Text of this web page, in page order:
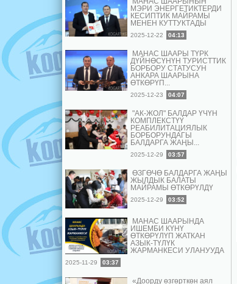
МЭРИ ЭНЕРГЕТИКТЕРДИ
КЕСИПТИК МАЙРАМЫ
МЕНЕН КУТТУКТАДЫ
2025-12-22 04:13
МАНАС ШААРЫ ТҮРК
ДҮЙНӨСҮНҮН ТУРИСТТИК
БОРБОРУ СТАТУСУН
АНКАРА ШААРЫНА
ӨТКӨРҮП...
2025-12-23 04:07
"АК-ЖОЛ" БАЛДАР ҮЧҮН
КОМПЛЕКСТҮҮ
РЕАБИЛИТАЦИЯЛЫК
БОРБОРУНДАГЫ
БАЛДАРГА ЖАҢЫ...
2025-12-29 03:57
ӨЗГӨЧӨ БАЛДАРГА ЖАҢЫ
ЖЫЛДЫК БАЛАТЫ
МАЙРАМЫ ӨТКӨРҮЛДҮ
2025-12-29 03:52
МАНАС ШААРЫНДА
ИШЕМБИ КҮНҮ
ӨТКӨРҮЛҮП ЖАТКАН
АЗЫК-ТҮЛҮК
ЖАРМАНКЕСИ УЛАНУУДА
2025-11-29 03:37
«Доорду өзгөрткөн аял